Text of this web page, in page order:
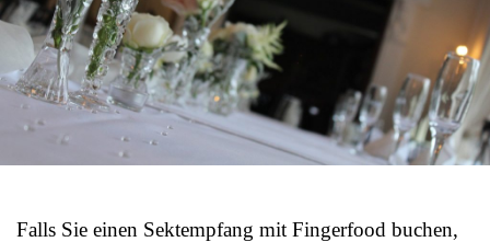
Falls Sie einen Sektempfang mit Fingerfood buchen,